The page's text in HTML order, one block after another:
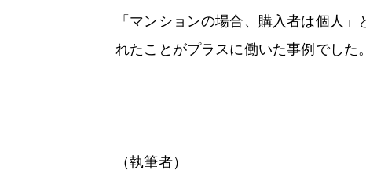
「マンションの場合、購入者は個人
れたことがプラスに働いた事例でした。
（執筆者）